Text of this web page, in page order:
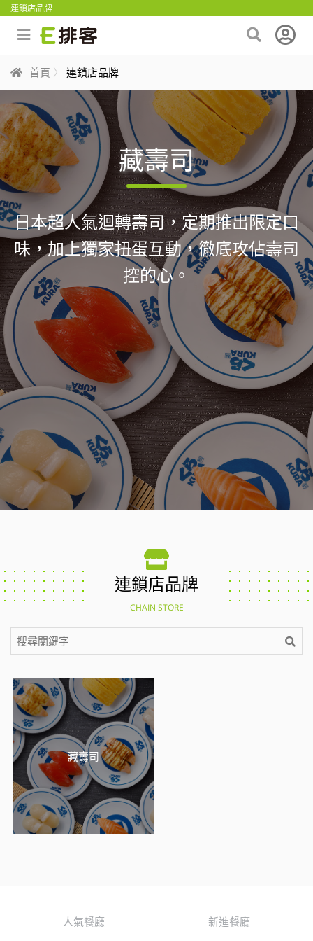
連鎖店品牌
首頁 連鎖店品牌
藏壽司
日本超人氣迴轉壽司，定期推出限定口
味，加上獨家扭蛋互動，徹底攻佔壽司
控的心。
連鎖店品牌
CHAIN STORE
藏壽司
人氣餐廳 新進餐廳